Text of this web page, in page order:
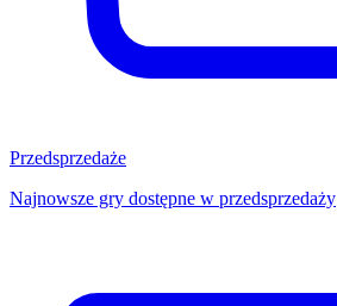
Przedsprzedaże
Najnowsze gry dostępne w przedsprzedaży